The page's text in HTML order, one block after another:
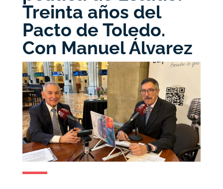
Treinta años del
Pacto de Toledo.
Con Manuel Álvarez